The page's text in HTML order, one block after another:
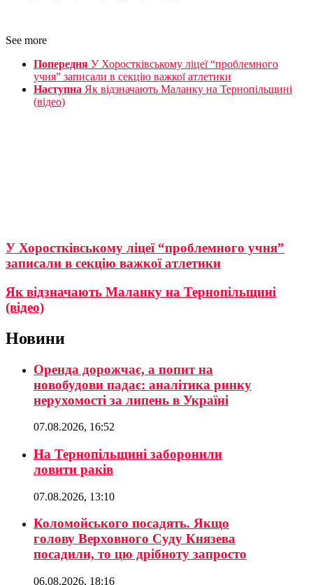
See more
Попередня У Хоростківському ліцеї “проблемного
учня” записали в секцію важкої атлетики
Наступна Як відзначають Маланку на Тернопільщині
(відео)
У Хоростківському ліцеї “проблемного учня”
записали в секцію важкої атлетики
Як відзначають Маланку на Тернопільщині
(відео)
Новини
Оренда дорожчає, а попит на
новобудови падає: аналітика ринку
нерухомості за липень в Україні
07.08.2026, 16:52
На Тернопільщині заборонили
ловити раків
07.08.2026, 13:10
Коломойського посадять. Якщо
голову Верховного Суду Князева
посадили, то цю дрібноту запросто
06.08.2026, 18:16